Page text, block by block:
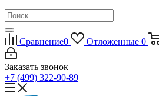
Сравнение0 Отложенные 0
Заказать звонок
+7 (499) 322-90-89